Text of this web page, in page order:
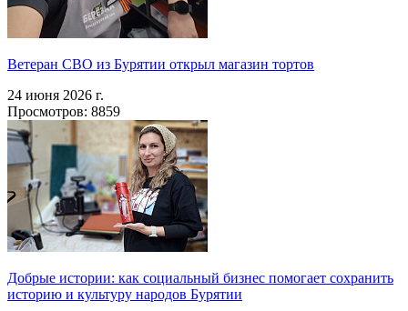
Ветеран СВО из Бурятии открыл магазин тортов
24 июня 2026 г.
Просмотров: 8859
Добрые истории: как социальный бизнес помогает сохранить
историю и культуру народов Бурятии